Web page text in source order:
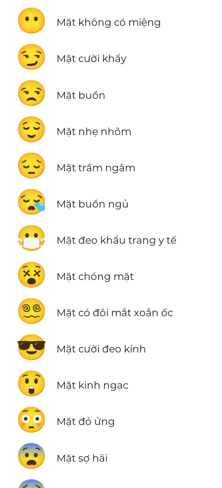
😶 Mặt không có miệng
😏 Mặt cười khẩy
😒 Mặt buồn
😌 Mặt nhẹ nhõm
😔 Mặt trầm ngâm
😪 Mặt buồn ngủ
😷 Mặt đeo khẩu trang y tế
😵 Mặt chóng mặt
😵‍💫 Mặt có đôi mắt xoắn ốc
😎 Mặt cười đeo kính
😲 Mặt kinh ngạc
😳 Mặt đỏ ửng
😨 Mặt sợ hãi